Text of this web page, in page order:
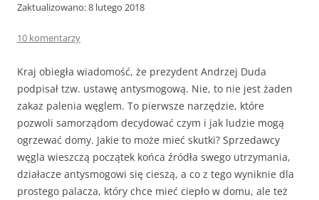
Zaktualizowano: 8 lutego 2018
10 komentarzy
Kraj obiegła wiadomość, że prezydent Andrzej Duda
podpisał tzw. ustawę antysmogową. Nie, to nie jest żaden
zakaz palenia węglem. To pierwsze narzędzie, które
pozwoli samorządom decydować czym i jak ludzie mogą
ogrzewać domy. Jakie to może mieć skutki? Sprzedawcy
węgla wieszczą początek końca źródła swego utrzymania,
działacze antysmogowi się cieszą, a co z tego wyniknie dla
prostego palacza, który chce mieć ciepło w domu, ale też